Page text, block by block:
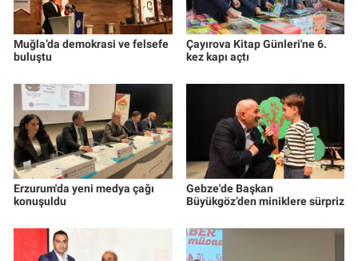
Muğla’da demokrasi ve felsefe
buluştu
Çayırova Kitap Günleri'ne 6.
kez kapı açtı
Erzurum'da yeni medya çağı
konuşuldu
Gebze'de Başkan
Büyükgöz’den miniklere sürpriz